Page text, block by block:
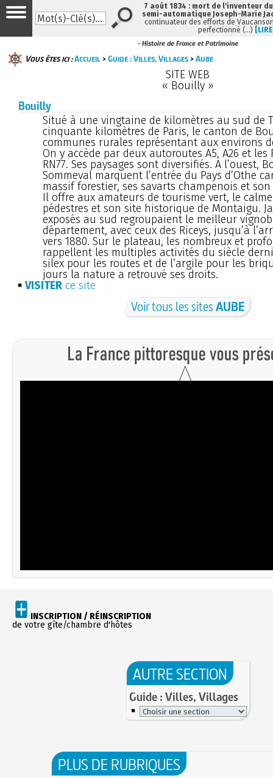
- Histoire de France et Patrimoine
Vous êtes ici :Accueil >Guide : Villes, Villages >Aube
SITE WEB
« Bouilly »
Bouilly
Situé à une vingtaine de kilomètres au sud de
cinquante kilomètres de Paris, le canton de
communes rurales représentant aux environs
On y accède par deux autoroutes A5, A26 et les
RN77. Ses paysages sont diversifiés. A l’ouest,
Sommeval marquent l’entrée du Pays d’Othe
massif forestier, ses savarts champenois et
Il offre aux amateurs de tourisme vert, le
pédestres et son site historique de Montaigu.
exposés au sud regroupaient le meilleur
département, avec ceux des Riceys, jusqu’à
vers 1880. Sur le plateau, les nombreux et
rappellent les multiples activités du siècle
silex pour les routes et de l’argile pour les
jours la nature a retrouvé ses droits.
VISITER ce site
Voir tous les sitesAUBE
INSCRIPTION / RÉINSCRIPTION
de votre gîte/chambre d'hôtes
AUTRE SECTION
Guide : Villes, Villages
PLUS DE RUBRIQUES
7 août 1834 : mort de l'inventeur
semi-automatique Joseph-Marie
continuateur des efforts de
perfectionné (…)